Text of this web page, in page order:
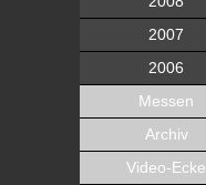
2007
2006
Messen
Archiv
Video-Ecke